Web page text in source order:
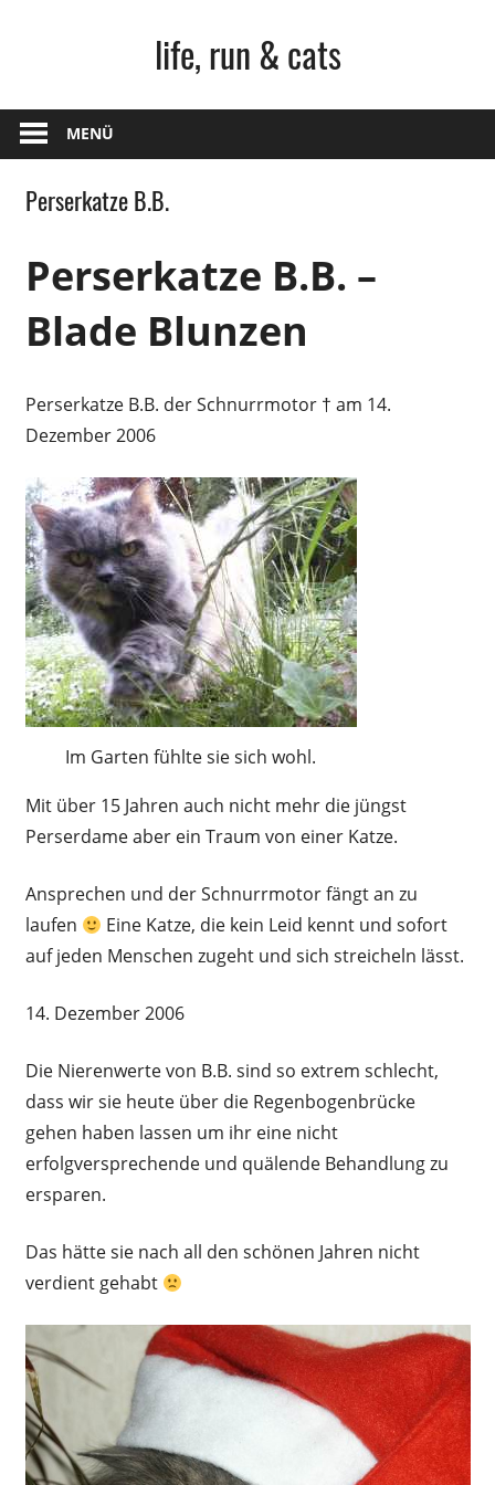
life, run & cats
Frank
–
MENÜ
Perserkatze B.B.
Perserkatze B.B. –
Blade Blunzen
Perserkatze B.B. der Schnurrmotor † am 14.
Dezember 2006
Im Garten fühlte sie sich wohl.
Mit über 15 Jahren auch nicht mehr die jüngst
Perserdame aber ein Traum von einer Katze.
Ansprechen und der Schnurrmotor fängt an zu
laufen
Eine Katze, die kein Leid kennt und sofort
auf jeden Menschen zugeht und sich streicheln lässt.
14. Dezember 2006
Die Nierenwerte von B.B. sind so extrem schlecht,
dass wir sie heute über die Regenbogenbrücke
gehen haben lassen um ihr eine nicht
erfolgversprechende und quälende Behandlung zu
ersparen.
Das hätte sie nach all den schönen Jahren nicht
verdient gehabt